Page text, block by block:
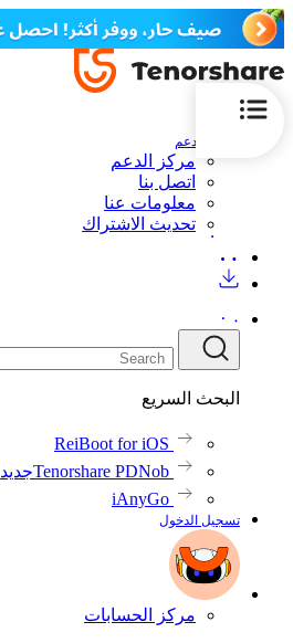
الدعم
مركز الدعم
اتصل بنا
معلومات عنا
تحديث الاشتراك
البحث السريع
ReiBoot for iOS
Tenorshare PDNobجديد
iAnyGo
تسجيل الدخول
مركز الحسابات